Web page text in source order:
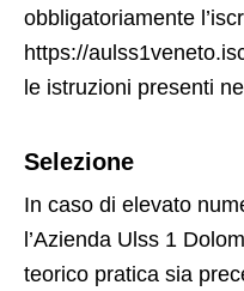
obbligatoriamente
https://
le istruzioni presenti
Selezione
In caso di elevato
l’Azienda Ulss 1
teorico pratica sia